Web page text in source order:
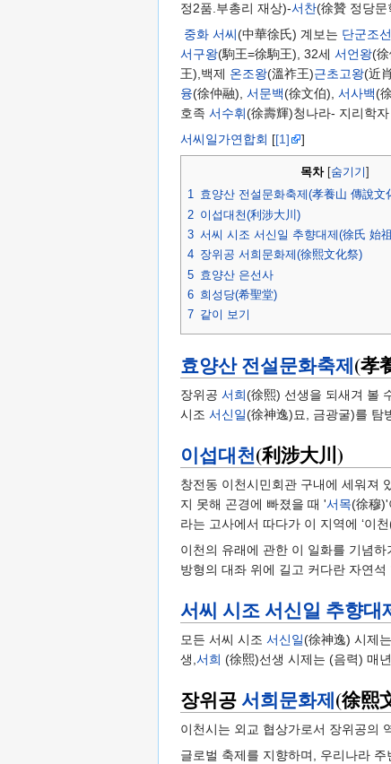
정2품.부총리 재상)-서찬(徐贊 정당
중화 서씨(中華徐氏) 계보는 단군조선
서구왕(駒王=徐駒王), 32세 서언왕(
王),백제 온조왕(溫祚王)근초고왕(近
융(徐仲融), 서문백(徐文伯), 서사백(
호족 서수휘(徐壽輝)청나라- 지리학자
서씨일가연합회 [[1] ]
목차[ 숨기기
1 효양산 전설문화축제(孝養山 傳說文
2 이섭대천(利涉大川)
3 서씨 시조 서신일 추향대제(徐氏 始
4 장위공 서희문화제(徐熙文化祭)
5 효양산 은선사
6 희성당(希聖堂)
7 같이 보기
효양산 전설문화축제(孝
장위공 서희(徐熙) 선생을 되새겨 볼
시조 서신일(徐神逸)묘, 금광굴)를 탐
이섭대천(利涉大川)
창전동 이천시민회관 구내에 세워져
지 못해 곤경에 빠졌을 때 '서목(徐穆
라는 고사에서 따다가 이 지역에 ‘이
이천의 유래에 관한 이 일화를 기념
방형의 대좌 위에 길고 커다란 자연
서씨 시조 서신일 추향대
모든 서씨 시조 서신일(徐神逸) 시제
생,서희 (徐熙)선생 시제는 (음력) 매
장위공 서희문화제(徐熙
이천시는 외교 협상가로서 장위공의
글로벌 축제를 지향하며, 우리나라